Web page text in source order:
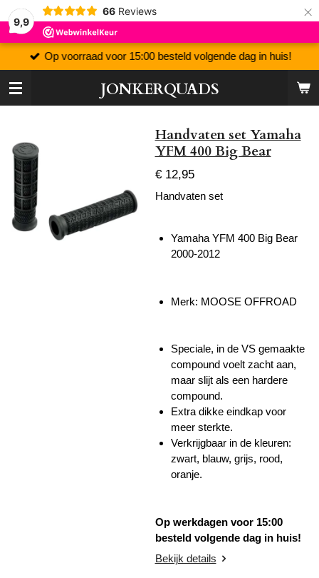
9,9
66 Reviews ×
JONKERQUADS
Op voorraad voor 15:00 besteld volgende dag in huis!
Handvaten set Yamaha
YFM 400 Big Bear
€ 12,95
Handvaten set
Yamaha YFM 400 Big Bear
2000-2012
Merk: MOOSE OFFROAD
Speciale, in de VS gemaakte
compound voelt zacht aan,
maar slijt als een hardere
compound.
Extra dikke eindkap voor
meer sterkte.
Verkrijgbaar in de kleuren:
zwart, blauw, grijs, rood,
oranje.
Op werkdagen voor 15:00
besteld volgende dag in huis!
Bekijk details